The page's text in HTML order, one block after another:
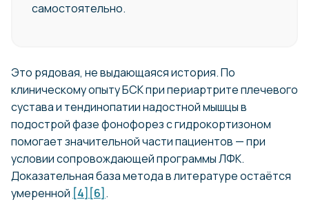
самостоятельно.
Это рядовая, не выдающаяся история. По
клиническому опыту БСК при периартрите плечевого
сустава и тендинопатии надостной мышцы в
подострой фазе фонофорез с гидрокортизоном
помогает значительной части пациентов — при
условии сопровождающей программы ЛФК.
Доказательная база метода в литературе остаётся
умеренной [4] [6] .